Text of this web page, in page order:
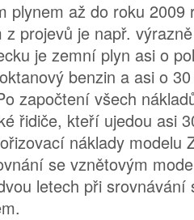
plynem až do roku 2009
z projevů je např.
je zemní plyn asi o
benzin a asi o
započtení všech
řidiče, kteří ujedou asi
náklady modelu
se vznětovým
letech při srovnávání